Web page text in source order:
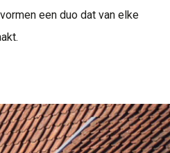
een duo dat van elke